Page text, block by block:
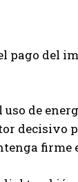
pago
de
decisivo